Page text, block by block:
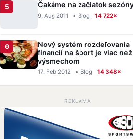
Čakáme na začiatok sezóny
9. Aug 2011 • Blog 14 722×
Nový systém rozdeľovania
financií na šport je viac než
výsmechom
17. Feb 2012 • Blog 14 348×
REKLAMA